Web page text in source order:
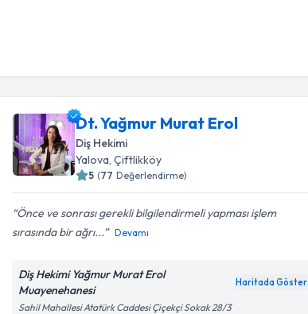
Dt. Yağmur Murat Erol
Diş Hekimi
Yalova, Çiftlikköy
5 (77 Değerlendirme)
Önce ve sonrası gerekli bilgilendirmeli yapması işlem
sırasında bir ağrı...
Devamı
Diş Hekimi Yağmur Murat Erol
Muayenehanesi
Haritada Göster
Sahil Mahallesi Atatürk Caddesi Çiçekçi Sokak 28/3